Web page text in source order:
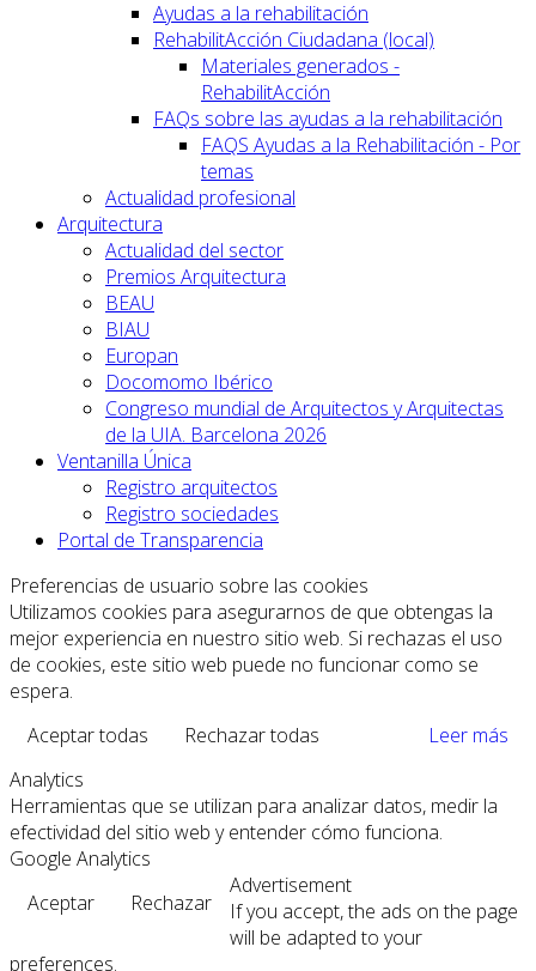
Ayudas a la rehabilitación
RehabilitAcción Ciudadana (local)
Materiales generados -
RehabilitAcción
FAQs sobre las ayudas a la rehabilitación
FAQS Ayudas a la Rehabilitación - Por
temas
Actualidad profesional
Arquitectura
Actualidad del sector
Premios Arquitectura
BEAU
BIAU
Europan
Docomomo Ibérico
Congreso mundial de Arquitectos y Arquitectas
de la UIA. Barcelona 2026
Ventanilla Única
Registro arquitectos
Registro sociedades
Portal de Transparencia
Preferencias de usuario sobre las cookies
Utilizamos cookies para asegurarnos de que obtengas la
mejor experiencia en nuestro sitio web. Si rechazas el uso
de cookies, este sitio web puede no funcionar como se
espera.
Aceptar todas
Rechazar todas
Leer más
Analytics
Herramientas que se utilizan para analizar datos, medir la
efectividad del sitio web y entender cómo funciona.
Google Analytics
Aceptar
Rechazar
Advertisement
If you accept, the ads on the page
will be adapted to your
preferences.